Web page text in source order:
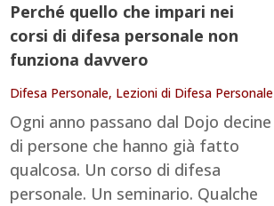
Perché quello che impari nei
corsi di difesa personale non
funziona davvero
Difesa Personale, Lezioni di Difesa Personale
Ogni anno passano dal Dojo decine
di persone che hanno già fatto
qualcosa. Un corso di difesa
personale. Un seminario. Qualche